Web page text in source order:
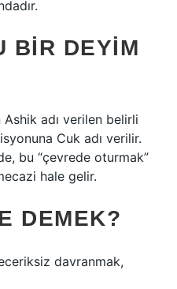
BIR DEYIM
adı verilen belirli
Cuk adı verilir.
bu “çevrede oturmak”
hale gelir.
DEMEK?
davranmak,